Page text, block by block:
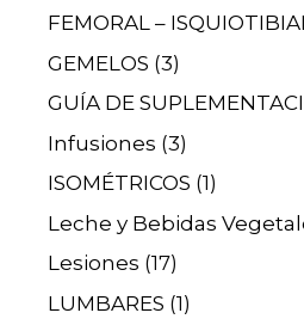
FEMORAL –
GEMELOS (3)
GUÍA DE
Infusiones (3)
ISOMÉTRICOS (1)
Leche y Bebidas
Lesiones (17)
LUMBARES (1)